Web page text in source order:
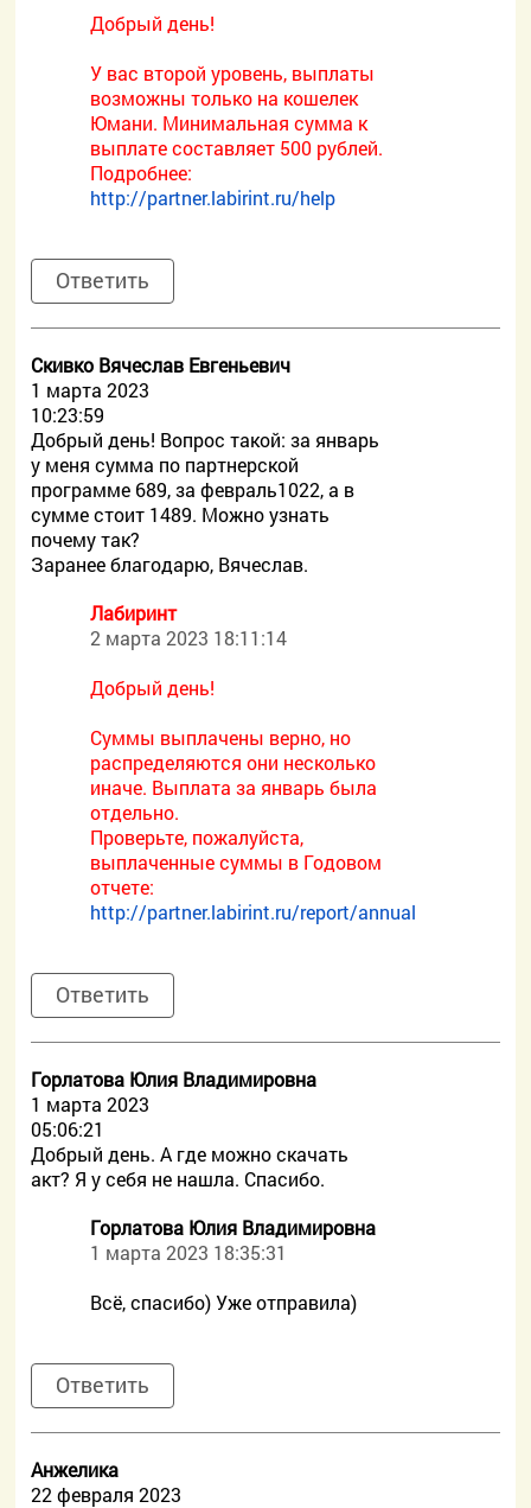
Добрый день!
У вас второй уровень, выплаты
возможны только на кошелек
Юмани. Минимальная сумма к
выплате составляет 500 рублей.
Подробнее:
http://partner.labirint.ru/help
Ответить
Скивко Вячеслав Евгеньевич
1 марта 2023
10:23:59
Добрый день! Вопрос такой: за январь
у меня сумма по партнерской
программе 689, за февраль1022, а в
сумме стоит 1489. Можно узнать
почему так?
Заранее благодарю, Вячеслав.
Лабиринт
2 марта 2023 18:11:14
Добрый день!
Суммы выплачены верно, но
распределяются они несколько
иначе. Выплата за январь была
отдельно.
Проверьте, пожалуйста,
выплаченные суммы в Годовом
отчете:
http://partner.labirint.ru/report/annual
Ответить
Горлатова Юлия Владимировна
1 марта 2023
05:06:21
Добрый день. А где можно скачать
акт? Я у себя не нашла. Спасибо.
Горлатова Юлия Владимировна
1 марта 2023 18:35:31
Всё, спасибо) Уже отправила)
Ответить
Анжелика
22 февраля 2023